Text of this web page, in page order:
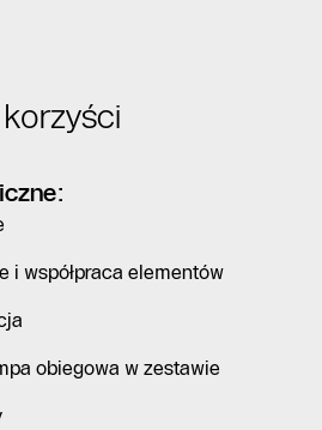
i współpraca elementów
obiegowa w zestawie